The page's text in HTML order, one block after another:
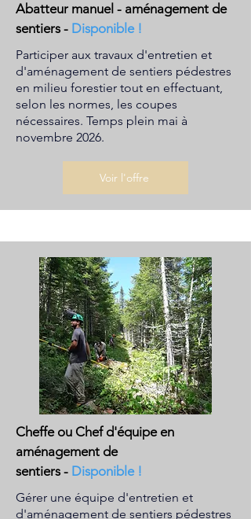
Abatteur manuel - aménagement de
sentiers - Disponible !
Participer aux travaux d'entretien et
d'aménagement de sentiers pédestres
en milieu forestier tout en effectuant,
selon les normes, les coupes
nécessaires. Temps plein mai à
novembre 2026.
Voir l'offre
Cheffe ou Chef d'équipe en
aménagement de
sentiers - Disponible !
Gérer une équipe d'entretien et
d'aménagement de sentiers pédestres